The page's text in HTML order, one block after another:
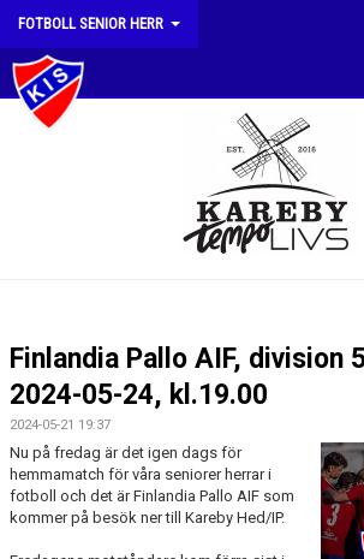
FOTBOLL SENIOR HERR
HEM
BILDGALLERI
DOKUMENT
KONTAKT
Finlandia Pallo AIF, division
2024-05-24, kl.19.00
2024-05-21 19:37
Nu på fredag är det igen dags för
hemmamatch för våra seniorer herrar i
fotboll och det är Finlandia Pallo AIF som
kommer på besök ner till Kareby Hed/IP.